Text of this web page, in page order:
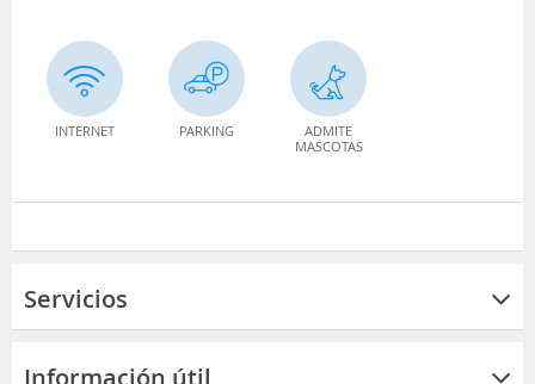
INTERNET PARKING
ADMITE
MASCOTAS
Servicios
Información útil